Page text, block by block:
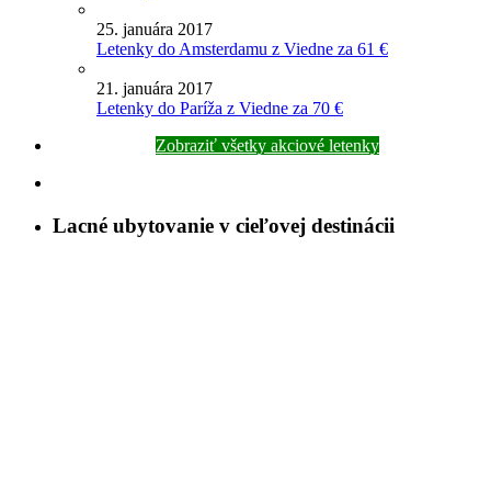
25. januára 2017
Letenky do Amsterdamu z Viedne za 61 €
21. januára 2017
Letenky do Paríža z Viedne za 70 €
Zobraziť všetky akciové letenky
Lacné ubytovanie v cieľovej destinácii